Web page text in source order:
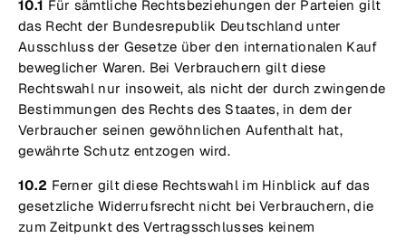
10.1 Für sämtliche Rechtsbeziehungen der Parteien gilt
das Recht der Bundesrepublik Deutschland unter
Ausschluss der Gesetze über den internationalen Kauf
beweglicher Waren. Bei Verbrauchern gilt diese
Rechtswahl nur insoweit, als nicht der durch zwingende
Bestimmungen des Rechts des Staates, in dem der
Verbraucher seinen gewöhnlichen Aufenthalt hat,
gewährte Schutz entzogen wird.
10.2 Ferner gilt diese Rechtswahl im Hinblick auf das
gesetzliche Widerrufsrecht nicht bei Verbrauchern, die
zum Zeitpunkt des Vertragsschlusses keinem